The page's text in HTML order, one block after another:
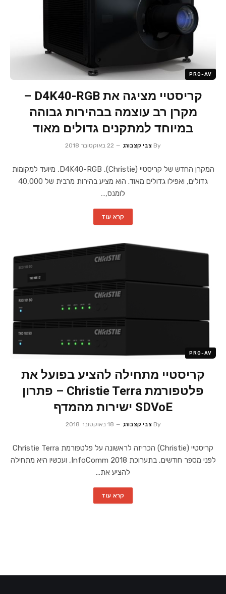
PRO-AV
קריסטיי מציגה את D4K40-RGB –
מקרן רב עוצמה בבהירות גבוהה
במיוחד למתקנים גדולים מאוד
By צבי קצבורג 22 באוקטובר 2018
המקרן החדש של קריסטיי (Christie), D4K40-RGB, מיועד למקומות
גדולים, ואפילו גדולים מאוד. הוא מציע בהירות מרבית של 40,000
לומנס,…
קרא עוד
PRO-AV
קריסטיי מתחילה להציע בפועל את
פלטפורמת Christie Terra – פתרון
SDVoE ישירות מהמדף
By צבי קצבורג 18 באוקטובר 2018
קריסטיי (Christie) הכריזה לראשונה על פלטפורמת Christie Terra
לפני מספר חודשים, בתערוכת InfoComm 2018, ועכשיו היא מתחילה
להציע את…
קרא עוד